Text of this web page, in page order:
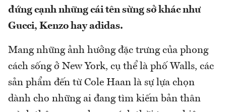
đứng cạnh những cái tên sừng sở khác như
Gucci, Kenzo hay adidas.
Mang những ảnh hưởng đặc trưng của phong
cách sống ở New York, cụ thể là phố Walls, các
sản phẩm đến từ Cole Haan là sự lựa chọn
dành cho những ai đang tìm kiếm bản thân